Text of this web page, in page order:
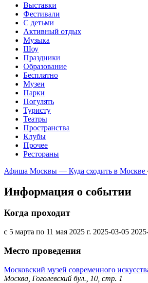
Выставки
Фестивали
С детьми
Активный отдых
Музыка
Шоу
Праздники
Образование
Бесплатно
Музеи
Парки
Погулять
Туристу
Театры
Пространства
Клубы
Прочее
Рестораны
Афиша Москвы — Куда сходить в Москве
Информация о событии
Когда проходит
с 5 марта по 11 мая 2025 г. 2025-03-05
Место проведения
Московский музей современного
Москва, Гоголевский бул., 10, стр. 1